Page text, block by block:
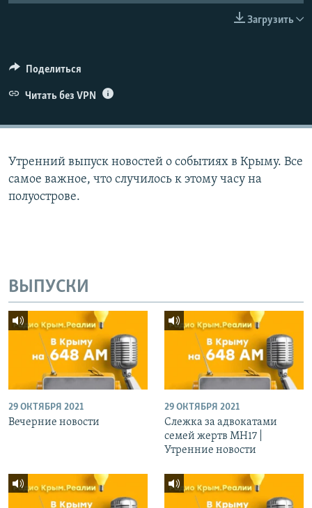
ELIFBE
УКРАИНСКАЯ ПРОБЛЕМА КРЫМА
Загрузить
Поделиться
Читать без VPN
Утренний выпуск новостей о событиях в Крыму. Все
самое важное, что случилось к этому часу на
полуострове.
ВЫПУСКИ
29 ОКТЯБРЯ 2021
Вечерние новости
29 ОКТЯБРЯ 2021
Слежка за адвокатами
семей жертв МН17 |
Утренние новости